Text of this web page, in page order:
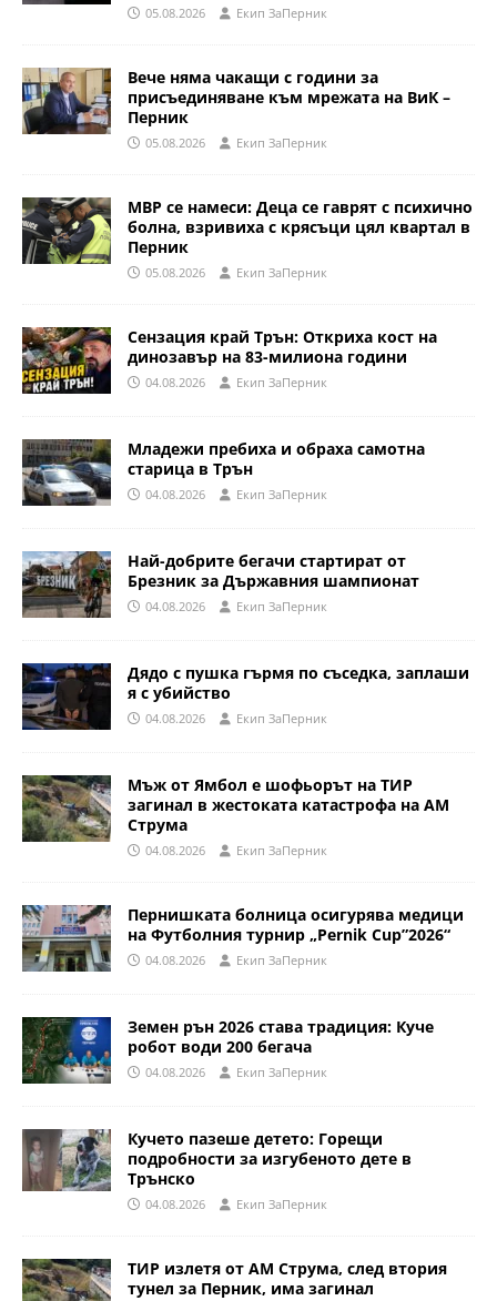
05.08.2026 Eкип ЗаПерник
Вече няма чакащи с години за
присъединяване към мрежата на ВиК –
Перник
05.08.2026 Eкип ЗаПерник
МВР се намеси: Деца се гаврят с психично
болна, взривиха с крясъци цял квартал в
Перник
05.08.2026 Eкип ЗаПерник
Сензация край Трън: Откриха кост на
динозавър на 83-милиона години
04.08.2026 Eкип ЗаПерник
Младежи пребиха и обраха самотна
старица в Трън
04.08.2026 Eкип ЗаПерник
Най-добрите бегачи стартират от
Брезник за Държавния шампионат
04.08.2026 Eкип ЗаПерник
Дядо с пушка гърмя по съседка, заплаши
я с убийство
04.08.2026 Eкип ЗаПерник
Мъж от Ямбол е шофьорът на ТИР
загинал в жестоката катастрофа на АМ
Струма
04.08.2026 Eкип ЗаПерник
Пернишката болница осигурява медици
на Футболния турнир „Pernik Cup”2026“
04.08.2026 Eкип ЗаПерник
Земен рън 2026 става традиция: Куче
робот води 200 бегача
04.08.2026 Eкип ЗаПерник
Кучето пазеше детето: Горещи
подробности за изгубеното дете в
Трънско
04.08.2026 Eкип ЗаПерник
ТИР излетя от АМ Струма, след втория
тунел за Перник, има загинал